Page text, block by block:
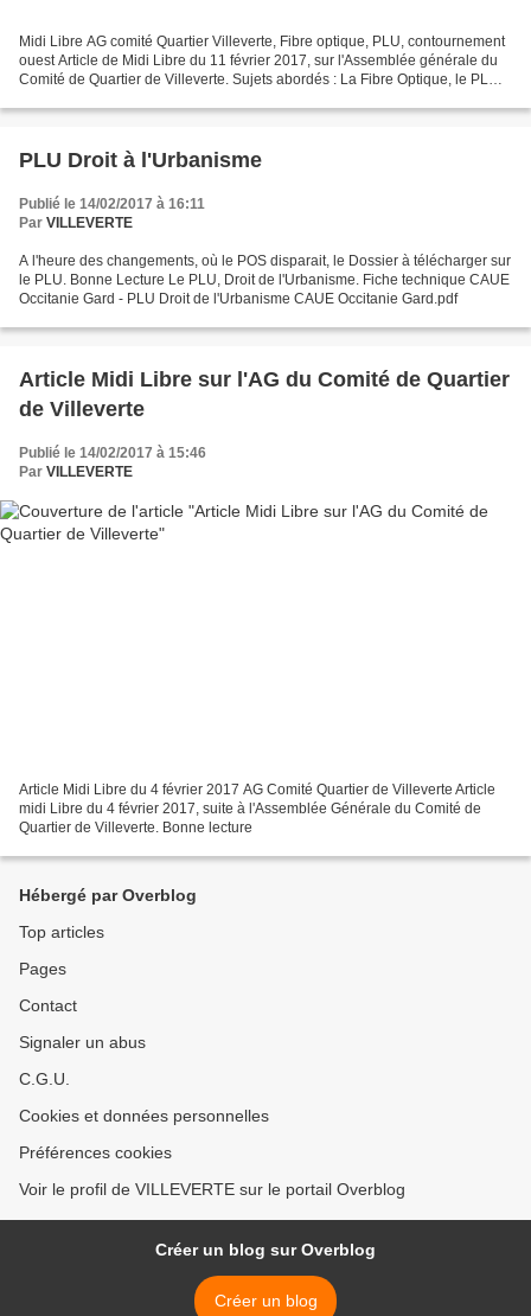
Midi Libre AG comité Quartier Villeverte, Fibre optique, PLU, contournement
ouest Article de Midi Libre du 11 février 2017, sur l'Assemblée générale du
Comité de Quartier de Villeverte. Sujets abordés : La Fibre Optique, le PLU,
PLU Droit à l'Urbanisme
Publié le 14/02/2017 à 16:11
Par VILLEVERTE
A l'heure des changements, où le POS disparait, le Dossier à télécharger sur
le PLU. Bonne Lecture Le PLU, Droit de l'Urbanisme. Fiche technique CAUE
Occitanie Gard - PLU Droit de l'Urbanisme CAUE Occitanie Gard.pdf
Article Midi Libre sur l'AG du Comité de Quartier
de Villeverte
Publié le 14/02/2017 à 15:46
Par VILLEVERTE
Article Midi Libre du 4 février 2017 AG Comité Quartier de Villeverte Article
midi Libre du 4 février 2017, suite à l'Assemblée Générale du Comité de
Quartier de Villeverte. Bonne lecture
Hébergé par Overblog
Top articles
Pages
Contact
Signaler un abus
C.G.U.
Cookies et données personnelles
Préférences cookies
Voir le profil de VILLEVERTE sur le portail Overblog
Créer un blog sur Overblog
Créer un blog